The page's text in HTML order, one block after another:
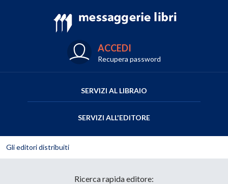
ACCEDI
Recupera password
SERVIZI AL LIBRAIO
SERVIZI ALL'EDITORE
Gli editori distribuiti
Ricerca rapida editore: